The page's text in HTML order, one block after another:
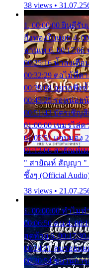
38 views •
1. 00:00:00 ยินดีรับ
กิ่งทองใบหยก 4.
ลานเท 6.
00:25:16 น้ำลงเดื
00:32:29 ตอไม้ที่ต
00:39:08 อยากฟัง
00:45:25 รอหน่อย
00:51:43 บัตรเชิญ
01:00:00 เขมรไล่ค
01:05:51 แอบมอง
01:13:06 สายัณห์เ
" สายัณห์ สัญญา "
ซึ้งๆ (Official
38 views •
1. 00:00:00 ทำไม
00:06:50 คน 4.
สุดท้าย 6.
00:24:21 ลบรอยแ
00:30:54 ขบวนการ